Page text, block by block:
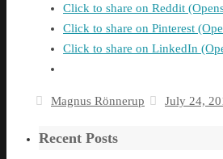
Click to share on Reddit
Click to share on Pinterest
Click to share on LinkedIn
Magnus Rönnerup July 24,
Recent Posts